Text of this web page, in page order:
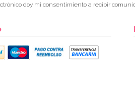
doy mi consentimiento a recibir